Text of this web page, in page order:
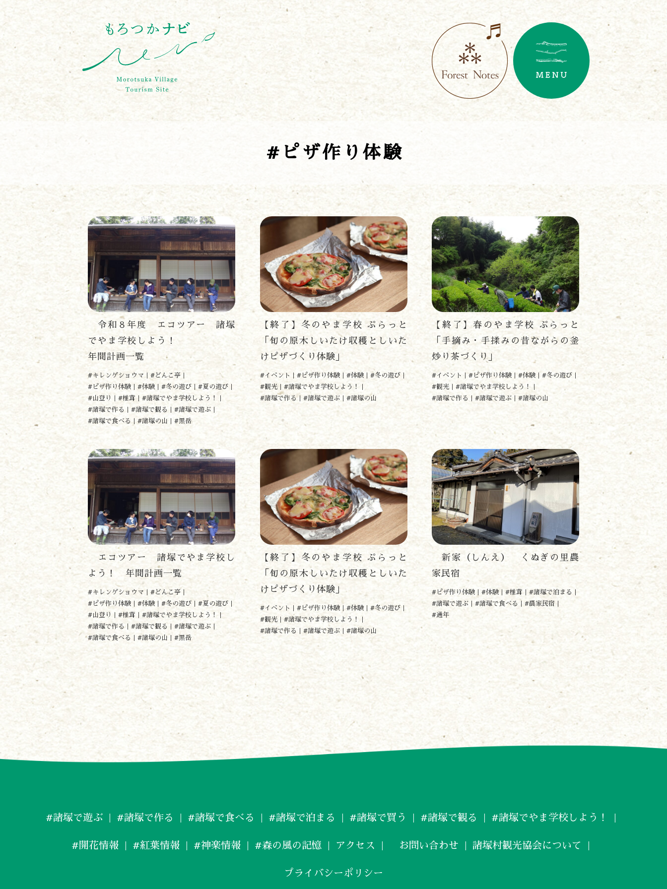
#ピザ作り体験
令和８年度 エコツアー 諸塚
でやま学校しよう！
年間計画一覧
#キレンゲショウマ
#どんこ亭
#ピザ作り体験
#体験 #冬の遊び
#夏の遊び
#山登り
#椎茸
#諸塚でやま学校しよう！
#諸塚で作る
#諸塚で観る
#諸塚で遊ぶ
#諸塚で食べる
#諸塚の山 #黒岳
【終了】冬のやま学校 ぷらっと
「旬の原木しいたけ収穫としいた
けピザづくり体験」
#イベント #ピザ作り体験 #体験
#冬の遊び
#観光
#諸塚でやま学校しよう！
#諸塚で作る
#諸塚で遊ぶ #諸塚の山
【終了】春のやま学校 ぷらっと
「手摘み・手揉みの昔ながらの釜
炒り茶づくり」
#イベント #ピザ作り体験 #体験
#冬の遊び
#観光
#諸塚でやま学校しよう！
#諸塚で作る
#諸塚で遊ぶ #諸塚の山
エコツアー 諸塚でやま学校し
よう！ 年間計画一覧
#キレンゲショウマ
#どんこ亭
#ピザ作り体験
#体験 #冬の遊び
#夏の遊び
#山登り
#椎茸
#諸塚でやま学校しよう！
#諸塚で作る
#諸塚で観る
#諸塚で遊ぶ
#諸塚で食べる
#諸塚の山 #黒岳
【終了】冬のやま学校 ぷらっと
「旬の原木しいたけ収穫としいた
けピザづくり体験」
#イベント #ピザ作り体験 #体験
#冬の遊び
#観光
#諸塚でやま学校しよう！
#諸塚で作る
#諸塚で遊ぶ #諸塚の山
新家（しんえ） くぬぎの里農
家民宿
#ピザ作り体験 #体験 #椎茸
#諸塚で泊まる
#諸塚で遊ぶ
#諸塚で食べる
#農家民宿
#通年
#諸塚で遊ぶ #諸塚で作る #諸塚で食べる #諸塚で泊まる #諸塚で買う #諸塚で観る #諸塚でやま学校しよう！
#開花情報 #紅葉情報 #神楽情報 #森の風の記憶 アクセス お問い合わせ 諸塚村観光協会について
プライバシーポリシー
遊ぶ
作る
食べる
泊まる
観る
やま学校
開花情報
紅葉情報
お問い合わせ
諸塚村観光協会について
プライバシーポリシー
諸塚村観光協会
〒883-1301
宮崎県東臼杵郡諸塚村家代3068しいたけの館21内
TEL:0982-65-0178